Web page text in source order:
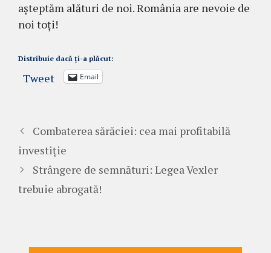
așteptăm alături de noi. România are nevoie de
noi toți!
Distribuie dacă ți-a plăcut:
Tweet Email
Combaterea sărăciei: cea mai profitabilă
investiție
Strângere de semnături: Legea Vexler
trebuie abrogată!